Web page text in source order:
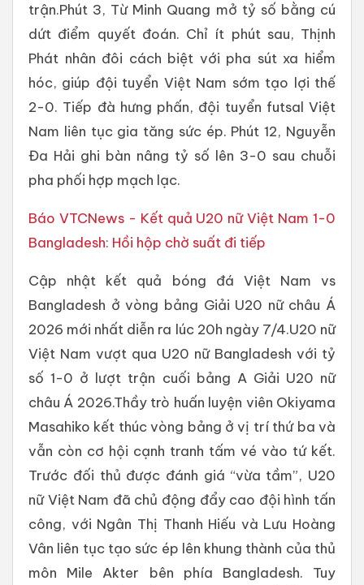
trận.Phút 3, Từ Minh Quang mở tỷ số bằng cú
dứt điểm quyết đoán. Chỉ ít phút sau, Thịnh
Phát nhân đôi cách biệt với pha sút xa hiểm
hóc, giúp đội tuyển Việt Nam sớm tạo lợi thế
2-0. Tiếp đà hưng phấn, đội tuyển futsal Việt
Nam liên tục gia tăng sức ép. Phút 12, Nguyễn
Đa Hải ghi bàn nâng tỷ số lên 3-0 sau chuỗi
pha phối hợp mạch lạc.
Báo VTCNews - Kết quả U20 nữ Việt Nam 1-0
Bangladesh: Hồi hộp chờ suất đi tiếp
Cập nhật kết quả bóng đá Việt Nam vs
Bangladesh ở vòng bảng Giải U20 nữ châu Á
2026 mới nhất diễn ra lúc 20h ngày 7/4.U20 nữ
Việt Nam vượt qua U20 nữ Bangladesh với tỷ
số 1-0 ở lượt trận cuối bảng A Giải U20 nữ
châu Á 2026.Thầy trò huấn luyện viên Okiyama
Masahiko kết thúc vòng bảng ở vị trí thứ ba và
vẫn còn cơ hội cạnh tranh tấm vé vào tứ kết.
Trước đối thủ được đánh giá “vừa tầm”, U20
nữ Việt Nam đã chủ động đẩy cao đội hình tấn
công, với Ngân Thị Thanh Hiếu và Lưu Hoàng
Vân liên tục tạo sức ép lên khung thành của thủ
môn Mile Akter bên phía Bangladesh. Tuy